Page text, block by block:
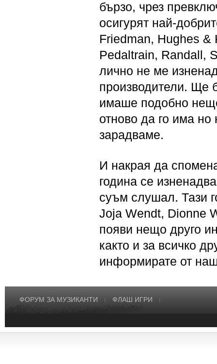
бързо, чрез
осигурят най-
Friedman, Hughes &
Pedaltrain, Randall,
лично не ме
производители. Ще
имаше подобно
отново да го има но
зарадваме.
И накрая да
година се
суъм слушал. Тази
Joja Wendt, Dionne
появи нещо друго
както и за всичко
информирате от
ФОРУМ ЗА МУЗИКАНТИ ФЛАШ ИГРИ